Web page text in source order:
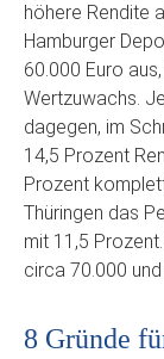
höhere Rendite
Hamburger
60.000 Euro
Wertzuwachs.
dagegen, im
14,5 Prozent
Prozent
Thüringen das
mit 11,5
circa 70.000
8 Gründe